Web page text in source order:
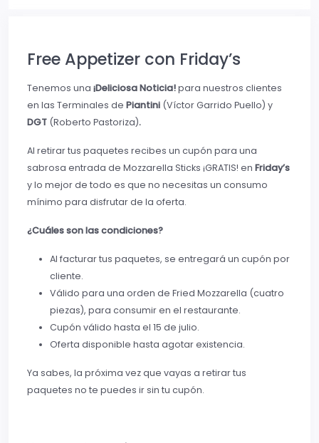
Free Appetizer con Friday’s
Tenemos una ¡Deliciosa Noticia!para nuestros clientes
en las Terminales de Piantini (Víctor Garrido Puello) y
DGT (Roberto Pastoriza).
Al retirar tus paquetes recibes un cupón para una
sabrosa entrada de Mozzarella Sticks ¡GRATIS! en Friday’s
y lo mejor de todo es que no necesitas un consumo
mínimo para disfrutar de la oferta.
¿Cuáles son las condiciones?
Al facturar tus paquetes, se entregará un cupón por
cliente.
Válido para una orden de Fried Mozzarella (cuatro
piezas), para consumir en el restaurante.
Cupón válido hasta el 15 de julio.
Oferta disponible hasta agotar existencia.
Ya sabes, la próxima vez que vayas a retirar tus
paquetes no te puedes ir sin tu cupón.